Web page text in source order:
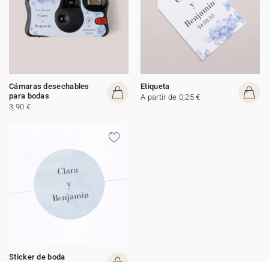
Cámaras desechables
para bodas
3,90 €
Etiqueta
A partir de 0,25 €
Sticker de boda